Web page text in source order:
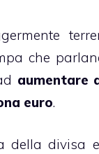
che
aumentare
euro.
della divisa